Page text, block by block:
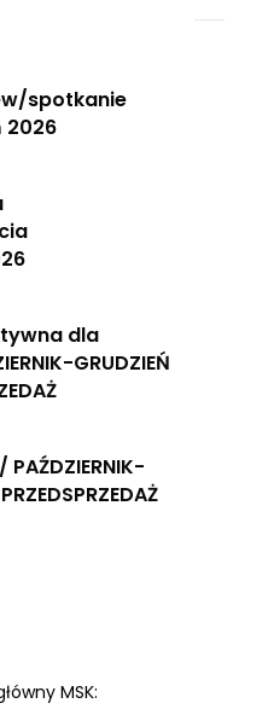
spotkanie
2026
dla
GRUDZIEŃ
MSK: